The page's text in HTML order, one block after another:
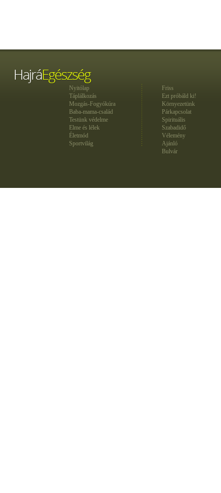
Nyitólap
Táplálkozás
Mozgás-Fogyókúra
Baba-mama-család
Testünk védelme
Elme és lélek
Életmód
Sportvilág
Friss
Ezt próbáld ki!
Környezetünk
Párkapcsolat
Spirituális
Szabadidő
Vélemény
Ajánló
Bulvár